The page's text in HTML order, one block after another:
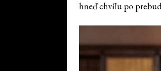
hneď chvíľu po